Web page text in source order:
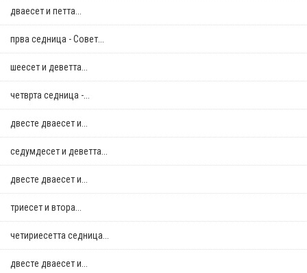
дваесет и петта...
прва седница - Совет...
шеесет и деветта...
четврта седница -...
двестe дваесет и...
седумдесет и деветта...
двестe дваесет и...
триесет и втора...
четириесетта седница...
двестe дваесет и...